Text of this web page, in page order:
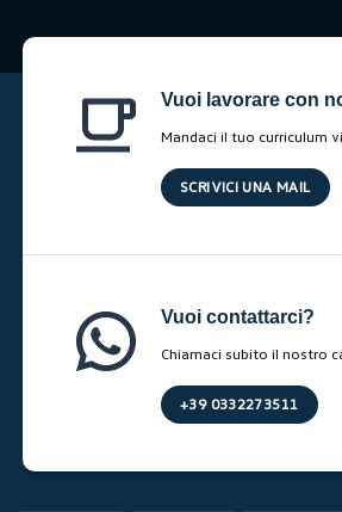
Vuoi lavorare con
Mandaci il tuo curriculum
SCRIVICI UNA MAIL
Vuoi contattarci?
Chiamaci subito il nostro
+39 0332273511